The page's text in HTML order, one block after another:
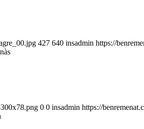
427 640 insadmin https://
0 0 insadmin https://